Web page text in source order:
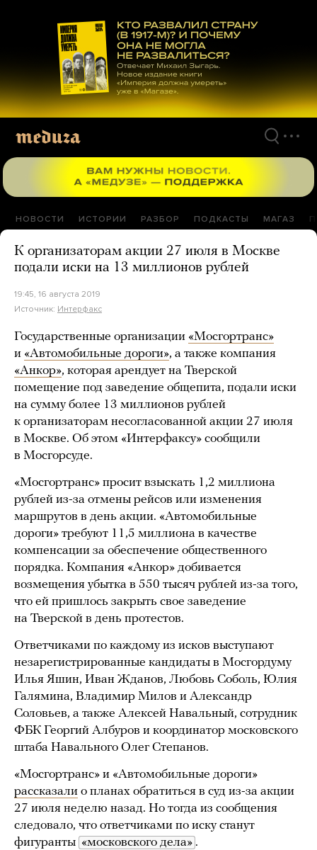
материалам
НОВОСТИ ИСТОРИИ РАЗБОР ПОДКАСТЫ МАГАЗ
К организаторам акции 27 июля в Москве
подали иски на 13 миллионов рублей
19:45, 16 августа 2019
Источник: Интерфакс
Государственные организации «Мосгортранс»
и «Автомобильные дороги», а также компания
«Анкор», которая арендует на Тверской
помещение под заведение общепита, подали иски
на сумму более 13 миллионов рублей
к организаторам несогласованной акции 27 июля
в Москве. Об этом «Интерфаксу» сообщили
в Мосгорсуде.
«Мосгортранс» просит взыскать 1,2 миллиона
рублей из-за отмены рейсов или изменения
маршрутов в день акции. «Автомобильные
дороги» требуют 11,5 миллиона в качестве
компенсации за обеспечение общественного
порядка. Компания «Анкор» добивается
возмещения убытка в 550 тысяч рублей из-за того,
что ей пришлось закрыть свое заведение
на Тверской в день протестов.
Ответчиками по каждому из исков выступают
незарегистрированные кандидаты в Мосгордуму
Илья Яшин, Иван Жданов, Любовь Соболь, Юлия
Галямина, Владимир Милов и Александр
Соловьев, а также Алексей Навальный, сотрудник
ФБК Георгий Албуров и координатор московского
штаба Навального Олег Степанов.
«Мосгортранс» и «Автомобильные дороги»
рассказали о планах обратиться в суд из-за акции
27 июля неделю назад. Но тогда из сообщения
следовало, что ответчиками по иску станут
фигуранты «московского дела» .